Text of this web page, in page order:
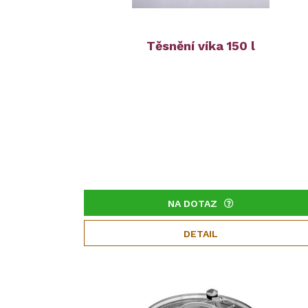
Těsnění víka 150 l
NA DOTAZ
DETAIL